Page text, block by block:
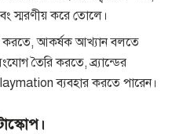
স্মরণীয় করে তোলে।
করতে, আকর্ষক আখ্যান বলতে
তৈরি করতে, ব্র্যান্ডের
ব্যবহার করতে পারেন।